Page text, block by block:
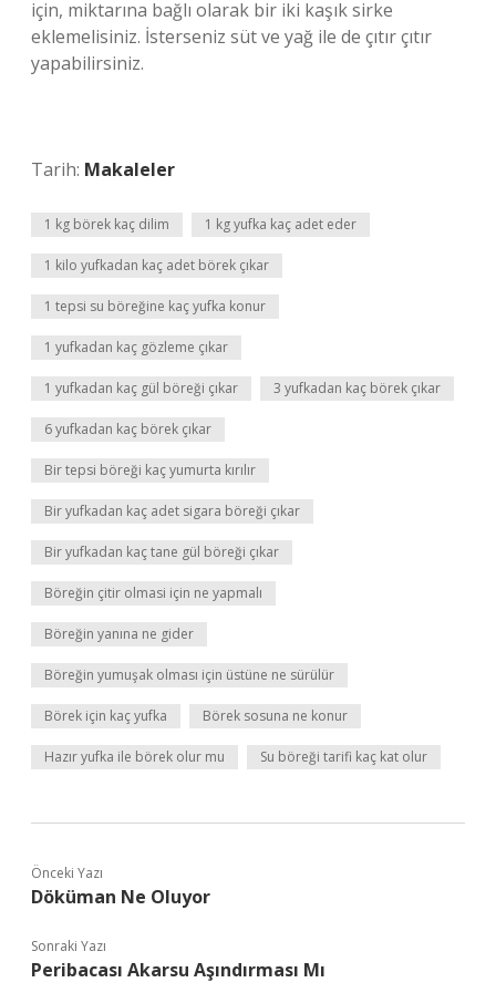
için, miktarına bağlı olarak bir iki kaşık sirke
eklemelisiniz. İsterseniz süt ve yağ ile de çıtır çıtır
yapabilirsiniz.
Tarih: Makaleler
1 kg börek kaç dilim 1 kg yufka kaç adet eder
1 kilo yufkadan kaç adet börek çıkar
1 tepsi su böreğine kaç yufka konur
1 yufkadan kaç gözleme çıkar
1 yufkadan kaç gül böreği çıkar 3 yufkadan kaç börek çıkar
6 yufkadan kaç börek çıkar
Bir tepsi böreği kaç yumurta kırılır
Bir yufkadan kaç adet sigara böreği çıkar
Bir yufkadan kaç tane gül böreği çıkar
Böreğin çitir olmasi için ne yapmalı
Böreğin yanına ne gider
Böreğin yumuşak olması için üstüne ne sürülür
Börek için kaç yufka Börek sosuna ne konur
Hazır yufka ile börek olur mu Su böreği tarifi kaç kat olur
Önceki Yazı
Döküman Ne Oluyor
Sonraki Yazı
Peribacası Akarsu Aşındırması Mı